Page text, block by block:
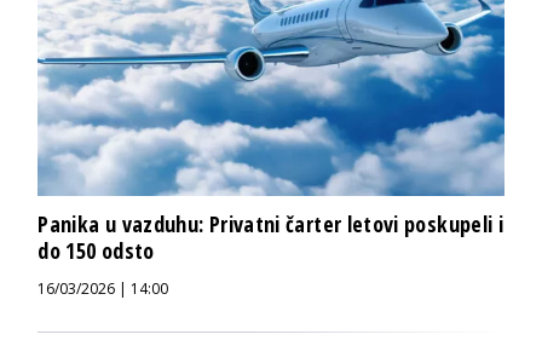
Panika u vazduhu: Privatni čarter letovi poskupeli i
do 150 odsto
16/03/2026 | 14:00